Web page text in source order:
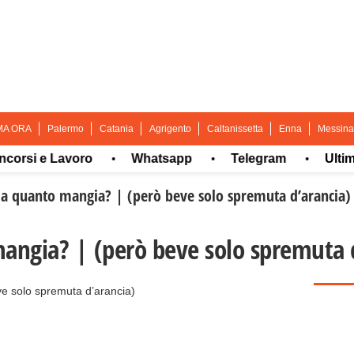
ORA Palermo Catania Agrigento Caltanissetta Enna Messina
e Lavoro • Whatsapp • Telegram • Ultima ora
quanto mangia? | (però beve solo spremuta d’arancia)
| (però beve solo spremuta